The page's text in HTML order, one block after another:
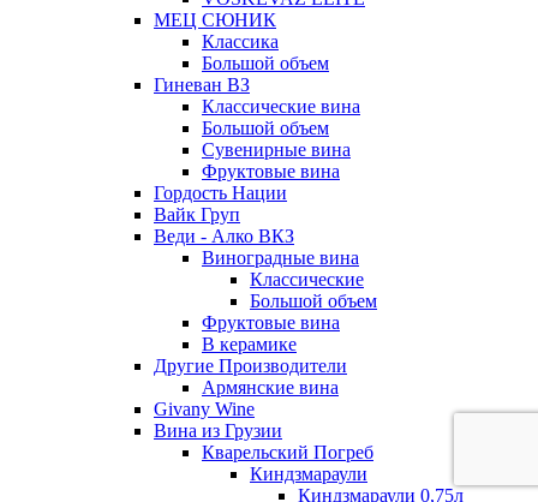
МЕЦ СЮНИК
Классика
Большой объем
Гиневан ВЗ
Классические вина
Большой объем
Сувенирные вина
Фруктовые вина
Гордость Нации
Вайк Груп
Веди - Алко ВКЗ
Виноградные вина
Классические
Большой объем
Фруктовые вина
В керамике
Другие Производители
Армянские вина
Givany Wine
Вина из Грузии
Кварельский Погреб
Киндзмараули
Киндзмараули 0,75л